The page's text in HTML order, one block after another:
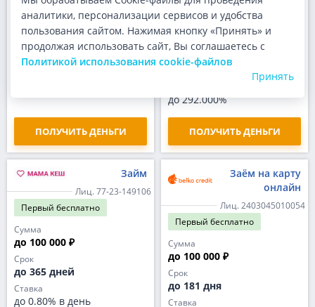
Срок
до 365 дней
Ставка
до 0.80% в день
ПОЛУЧИТЬ ДЕНЬГИ
до 30 000 ₽
Срок
до 30 дней
Ставка
до 292.000%
ПОЛУЧИТЬ ДЕНЬГИ
Займ
Лиц. 77-23-149106
Первый бесплатно
Сумма
до 100 000 ₽
Срок
до 365 дней
Ставка
до 0.80% в день
Заём на карту
онлайн
Лиц. 2403045010054
Первый бесплатно
Сумма
до 100 000 ₽
Срок
до 181 дня
Ставка
аналитики, персонализации сервисов и удобства
пользования сайтом. Нажимая кнопку «Принять» и
продолжая использовать сайт, Вы соглашаетесь с
Политикой использования cookie-файлов
Принять